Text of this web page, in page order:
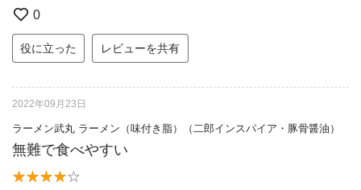
0
役に立った レビューを共有
2022年09月23日
ラーメン武丸 ラーメン（味付き脂）（二郎インスパイア・豚骨醤油）
無難で食べやすい